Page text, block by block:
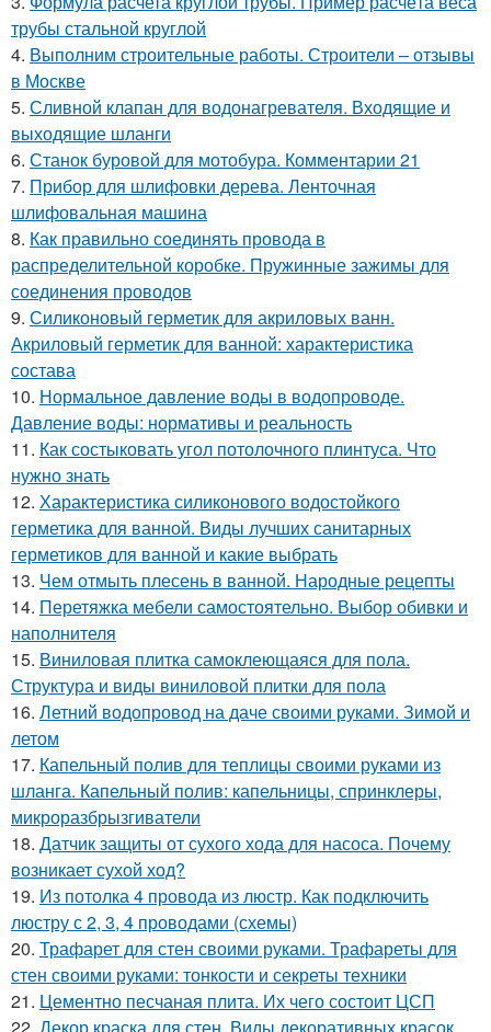
трубы стальной круглой
4. Выполним строительные работы. Строители – отзывы
в Москве
5. Сливной клапан для водонагревателя. Входящие и
выходящие шланги
6. Станок буровой для мотобура. Комментарии 21
7. Прибор для шлифовки дерева. Ленточная
шлифовальная машина
8. Как правильно соединять провода в
распределительной коробке. Пружинные зажимы для
соединения проводов
9. Силиконовый герметик для акриловых ванн.
Акриловый герметик для ванной: характеристика
состава
10. Нормальное давление воды в водопроводе.
Давление воды: нормативы и реальность
11. Как состыковать угол потолочного плинтуса. Что
нужно знать
12. Характеристика силиконового водостойкого
герметика для ванной. Виды лучших санитарных
герметиков для ванной и какие выбрать
13. Чем отмыть плесень в ванной. Народные рецепты
14. Перетяжка мебели самостоятельно. Выбор обивки и
наполнителя
15. Виниловая плитка самоклеющаяся для пола.
Структура и виды виниловой плитки для пола
16. Летний водопровод на даче своими руками. Зимой и
летом
17. Капельный полив для теплицы своими руками из
шланга. Капельный полив: капельницы, спринклеры,
микроразбрызгиватели
18. Датчик защиты от сухого хода для насоса. Почему
возникает сухой ход?
19. Из потолка 4 провода из люстр. Как подключить
люстру с 2, 3, 4 проводами (схемы)
20. Трафарет для стен своими руками. Трафареты для
стен своими руками: тонкости и секреты техники
21. Цементно песчаная плита. Их чего состоит ЦСП